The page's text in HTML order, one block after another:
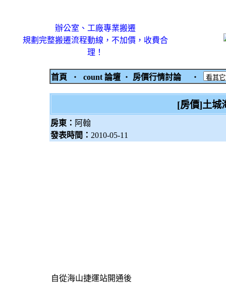
辦公室、工廠專業搬遷
規劃完整搬遷流程動線，不加價，收費合
理！
首頁 ‧ count 論壇 ‧ 房價行情討論 ‧
[房價]土城
房東： 阿翰
發表時間： 2010-05-11
自從海山捷運站開通後